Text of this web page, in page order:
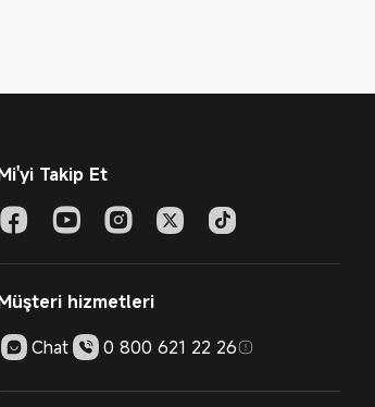
Takip Et
hizmetleri
Chat
0 800 621 22 26